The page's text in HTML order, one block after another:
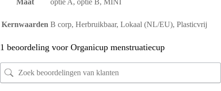
Kernwaarden B corp, Herbruikbaar, Lokaal (NL/EU), Plasticvrij
1 beoordeling voor Organicup menstruatiecup